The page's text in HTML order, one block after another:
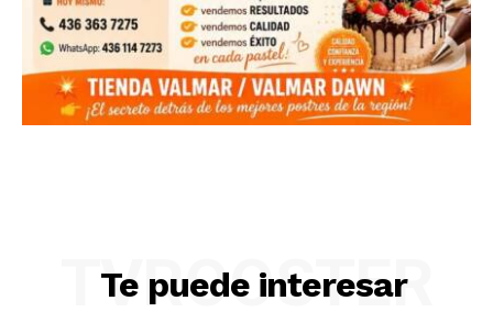
Te puede interesar
TVROOSTER